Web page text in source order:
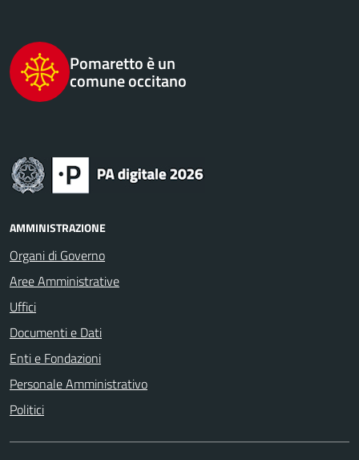
Pomaretto è un
comune occitano
AMMINISTRAZIONE
Organi di Governo
Aree Amministrative
Uffici
Documenti e Dati
Enti e Fondazioni
Personale Amministrativo
Politici